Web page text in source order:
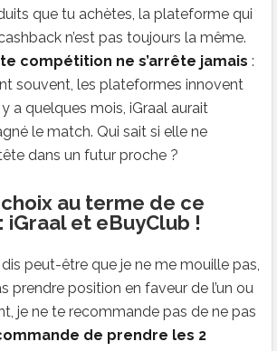
que tu achètes, la plateforme qui
n’est pas toujours la même.
compétition ne s’arrête jamais :
souvent, les plateformes innovent
a quelques mois, iGraal aurait
le match. Qui sait si elle ne
dans un futur proche ?
au terme de ce
et eBuyClub !
peut-être que je ne me mouille pas,
prendre position en faveur de l’un ou
je ne te recommande pas de ne pas
de prendre les 2